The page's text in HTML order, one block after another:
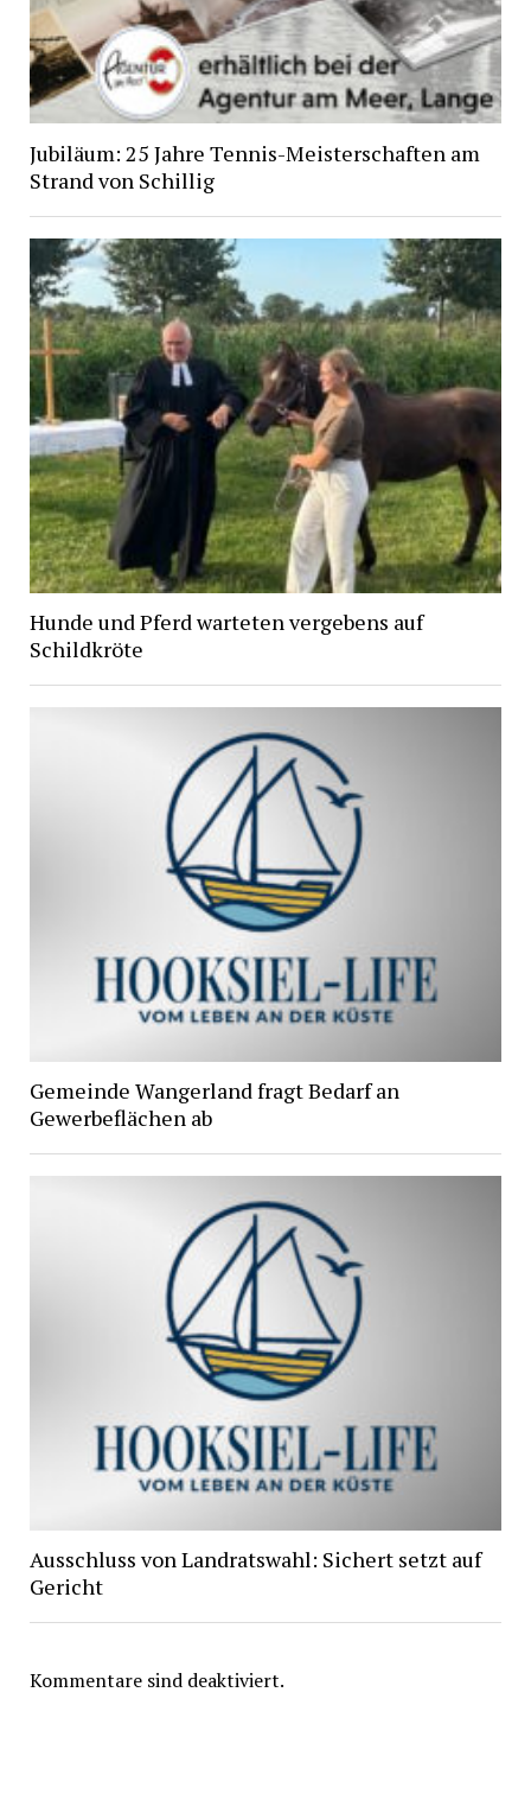
Jubiläum: 25 Jahre Tennis-Meisterschaften am
Strand von Schillig
Hunde und Pferd warteten vergebens auf
Schildkröte
Gemeinde Wangerland fragt Bedarf an
Gewerbeflächen ab
Ausschluss von Landratswahl: Sichert setzt auf
Gericht
Kommentare sind deaktiviert.